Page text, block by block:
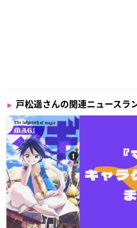
戸松遥さんの関連ニュースラ